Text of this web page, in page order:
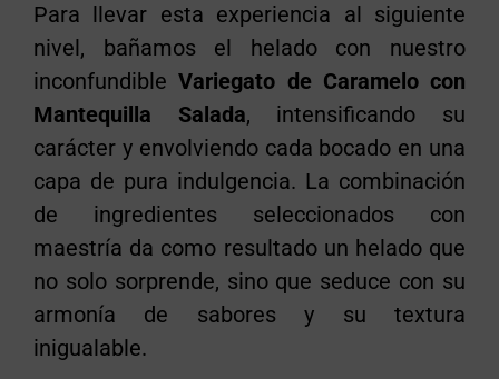
Para llevar esta experiencia al siguiente
nivel, bañamos el helado con nuestro
inconfundibleVariegato de Caramelo con
Mantequilla Salada, intensificando su
carácter y envolviendo cada bocado en una
capa de pura indulgencia. La combinación
de ingredientes seleccionados con
maestría da como resultado un helado que
no solo sorprende, sino que seduce con su
armonía de sabores y su textura
inigualable.